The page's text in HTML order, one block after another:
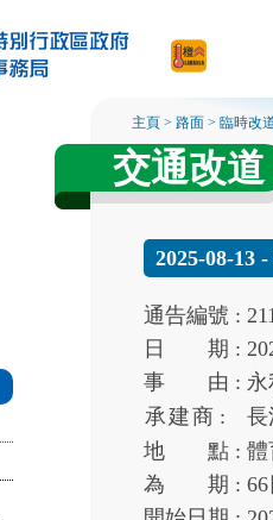
主頁 >路面 >臨時改
交通改道
2025-08-13
通告編號 :
日
期 :
事
由 :
承建商 :
長
地
點 :體
為
期 :66